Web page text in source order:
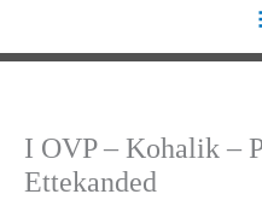
I OVP – Kohalik –
Ettekanded